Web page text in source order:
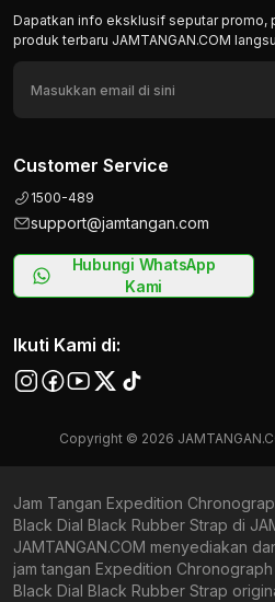
Dapatkan info eksklusif seputar promo,
produk terbaru JAMTANGAN.COM
Customer Service
1500-489
support@jamtangan.com
Hubungi WhatsApp
Kami
Ikuti Kami di:
Copyright © 2026
Jam Tangan Expedition
Black Dial Black Rubber Strap di
JAMTANGAN.COM menyediakan
jam tangan Expedition Chronograph
Black Dial Black Rubber Strap